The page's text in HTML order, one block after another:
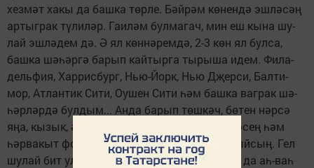
хез­мәт ха­кы да баш­ка төр­ле. Бәй­рәм кө­нен­дә эш­лә­сәң
ар­тыг­рак тү­ли­ләр. Га­и­ләм бул­ма­гач, мин еш кы­на шу­
лай эш­лә­дем дә. Ә ял көн­нә­рем­дә, 2-3 көн ял бул­са,
баш­ка шә­һәр­гә ба­рып кай­тыр­га ты­ры­ша идем. Фи­ла­
дель­фия, Хар­рис­бург, Нью-Йорк, Нью Дҗер­си, Бал­ти­
мор, Ат­лан­тик Си­ти, Оу­шен Си­ти һәм баш­ка ваг­рак шә­
һәр­ләр­дә бул­дым... Ан­да ба­рып төш­кәч, бө­тен нәр­сә
яңа, кы­зык, ә то­ра-ба­ра кы­зык бе­тә, ия­лә­шә­сең һәм
һәр­ва­кыт фо­то­ап­па­рат то­тып йөр­ми баш­лый­сың. Гел
шу­лай бит ул: без­нең ил­гә кил­гән ту­рист­лар да аһ-ваһ